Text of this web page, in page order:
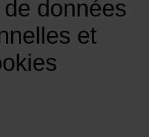
données
et